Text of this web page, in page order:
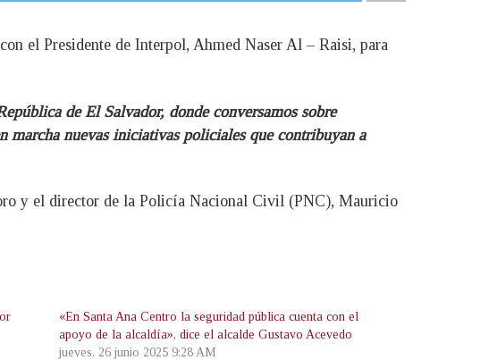
el Presidente de Interpol, Ahmed Naser Al – Raisi, para
de El Salvador, donde conversamos sobre
marcha nuevas iniciativas policiales que contribuyan a
y el director de la Policía Nacional Civil (PNC), Mauricio
«En Santa Ana Centro la seguridad pública cuenta con el
apoyo de la alcaldía», dice el alcalde Gustavo Acevedo
jueves, 26 junio 2025 9:28 AM